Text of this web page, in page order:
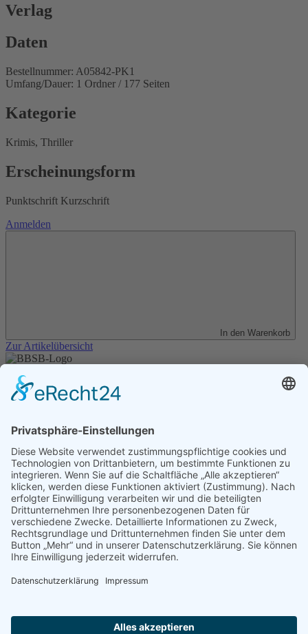
Verlag
Daten
Bestellnummer: A05842-PK1
Umfang/Dauer: 1 Ordner / 177 Seiten
Kategorie
Krimis, Thriller
Erscheinungsform
Punktschrift Kurzschrift
Anmelden
In den Warenkorb
Zur Artikelübersicht
Unser Angebot
Shop
Datenschutz
Kontakt
Transparenzerklärung
BBSB-Inform: täglich aktualisierte Infos
für sehbehinderte und blinde Menschen
Anmeldung Newsletter BBSB-Inform
Unser Newsletter für Unterstützer